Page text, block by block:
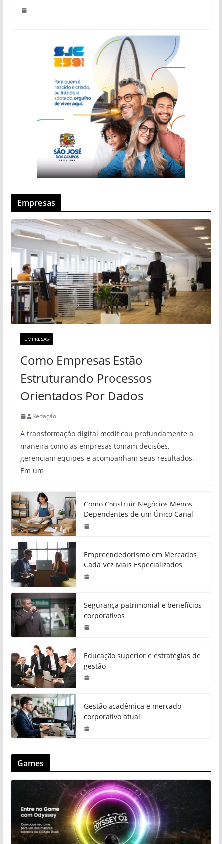
Empresas
EMPRESAS
Como Empresas Estão
Estruturando Processos
Orientados Por Dados
Redação
A transformação digital modificou profundamente a
maneira como as empresas tomam decisões,
gerenciam equipes e acompanham seus resultados.
Em um
Como Construir Negócios Menos
Dependentes de um Único Canal
Empreendedorismo em Mercados
Cada Vez Mais Especializados
Segurança patrimonial e benefícios
corporativos
Educação superior e estratégias de
gestão
Gestão acadêmica e mercado
corporativo atual
Games